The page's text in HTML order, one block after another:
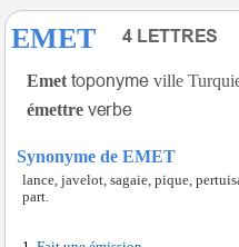
EMET
Emet
ville
émettre
Synonyme de EMET
lance, javelot, sagaie, pique,
part.